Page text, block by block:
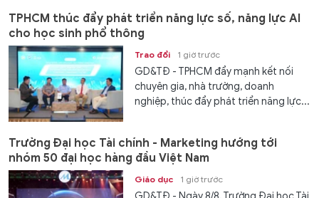
TPHCM thúc đẩy phát triển năng lực số, năng lực AI
cho học sinh phổ thông
Trao đổi 1 giờ trước
GD&TĐ - TPHCM đẩy mạnh kết nối
chuyên gia, nhà trường, doanh
nghiệp, thúc đẩy phát triển năng lực...
Trường Đại học Tài chính - Marketing hướng tới
nhóm 50 đại học hàng đầu Việt Nam
Giáo dục 1 giờ trước